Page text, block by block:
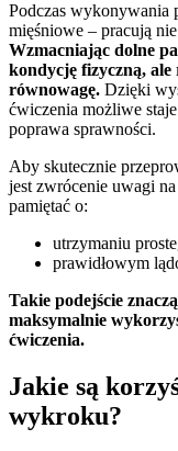
Podczas wykonywania
mięśniowe – pracują
Wzmacniając dolne
kondycję fizyczną,
równowagę. Dzięki
ćwiczenia możliwe
poprawa sprawności.
Aby skutecznie
jest zwrócenie uwagi
pamiętać o:
utrzymaniu
prawidłowym
Takie podejście
maksymalnie
ćwiczenia.
Jakie są
wykroku?